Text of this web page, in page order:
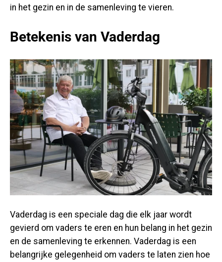
in het gezin en in de samenleving te vieren.
Betekenis van Vaderdag
Vaderdag is een speciale dag die elk jaar wordt
gevierd om vaders te eren en hun belang in het gezin
en de samenleving te erkennen. Vaderdag is een
belangrijke gelegenheid om vaders te laten zien hoe